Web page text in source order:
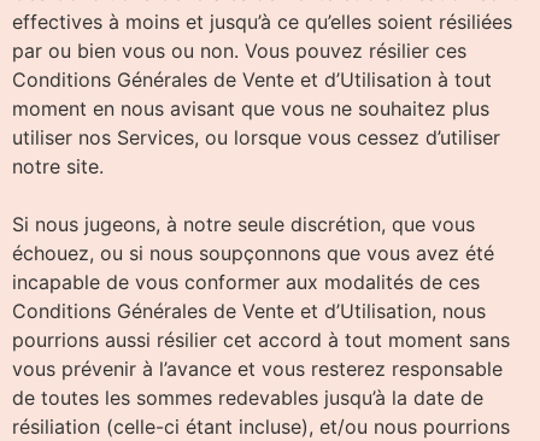
effectives à moins et jusqu’à ce qu’elles soient résiliées
par ou bien vous ou non. Vous pouvez résilier ces
Conditions Générales de Vente et d’Utilisation à tout
moment en nous avisant que vous ne souhaitez plus
utiliser nos Services, ou lorsque vous cessez d’utiliser
notre site.
Si nous jugeons, à notre seule discrétion, que vous
échouez, ou si nous soupçonnons que vous avez été
incapable de vous conformer aux modalités de ces
Conditions Générales de Vente et d’Utilisation, nous
pourrions aussi résilier cet accord à tout moment sans
vous prévenir à l’avance et vous resterez responsable
de toutes les sommes redevables jusqu’à la date de
résiliation (celle-ci étant incluse), et/ou nous pourrions